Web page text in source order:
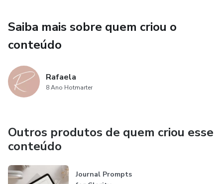
✓ Rotina Glow Up Realista
Comece hoje mesmo!
Saiba mais sobre quem criou o
conteúdo
Rafaela
8 Ano Hotmarter
Outros produtos de quem criou esse
conteúdo
Journal Prompts